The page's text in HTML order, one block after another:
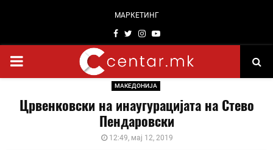
МАРКЕТИНГ
Facebook
TwitterInstagram
Youtube
PRIMARY
МАКЕДОНИЈА
Црвенковски на инаугурацијата на Стево
Пендаровски
12:49, мај 12, 2019